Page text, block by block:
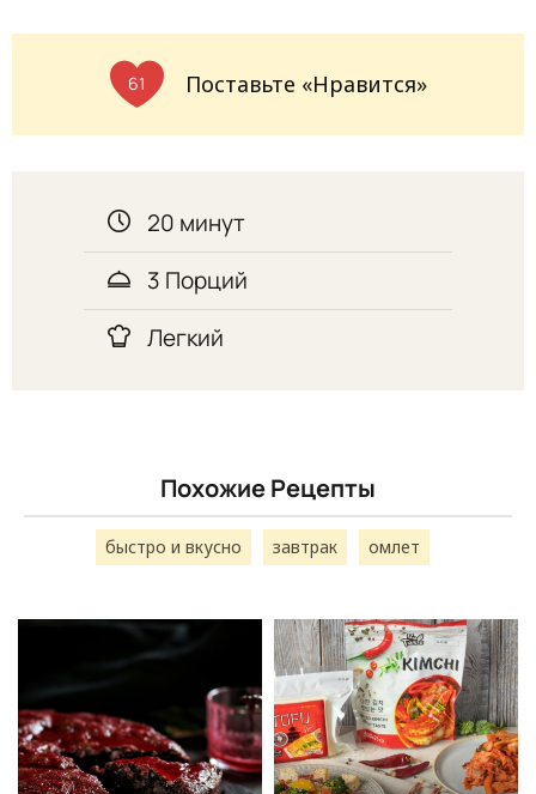
61 Поставьте «Нравится»
20 минут
3 Порций
Легкий
Похожие Рецепты
быстро и вкусно завтрак омлет